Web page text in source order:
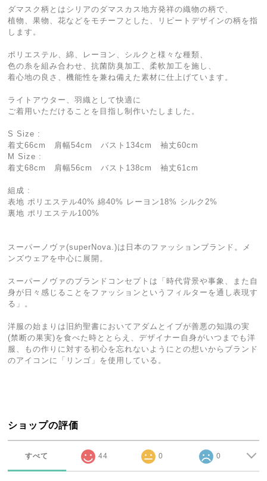
ダマスク柄とはシリアのダマスカス地方発祥の織物の柄で、
植物、果物、花などをモチーフとした、リピートデザインの柄を指
します。
ポリエステル、綿、レーヨン、シルクと様々な種類、
色の糸を組み合わせ、抗菌防臭加工、柔軟加工を施し、
着心地の良さ、機能性を兼ね備えた素材に仕上げています。
ライトアウター、羽織として快適に
ご着用いただけることを目指し制作いたしました。
S Size :
着丈66cm 肩幅54cm バスト134cm 袖丈60cm
M Size :
着丈68cm 肩幅56cm バスト138cm 袖丈61cm
組成 :
表地 ポリエステル40% 綿40% レーヨン18% シルク2%
裏地 ポリエステル100%
スーパーノヴァ(superNova.)は日本のファッションブランド。メ
ンズウェアを中心に展開。
スーパーノヴァのブランドコンセプトは「時代背景や事象、また自
身が日々感じることをファッションというフィルターを通し表現す
る」。
洋服の始まりは旧約聖書においてアダムとイブが善悪の知識の実
(禁断の果実)を食べた時ととらえ、デザイナー自身がいつまでも洋
服、もの作りに対する初心を忘れないようにとの想いからブランド
のアイコンに「リンゴ」を使用している。
ショップの評価
すべて 44 0 0